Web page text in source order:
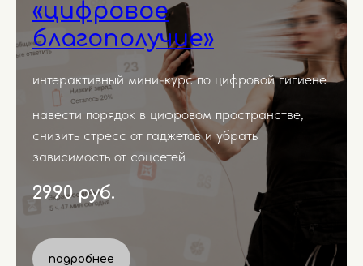
«цифровое
благополучие»
интерактивный мини-курс по цифровой гигиене
навести порядок в цифровом пространстве,
снизить стресс от гаджетов и убрать
зависимость от соцсетей
2990 руб.
подробнее